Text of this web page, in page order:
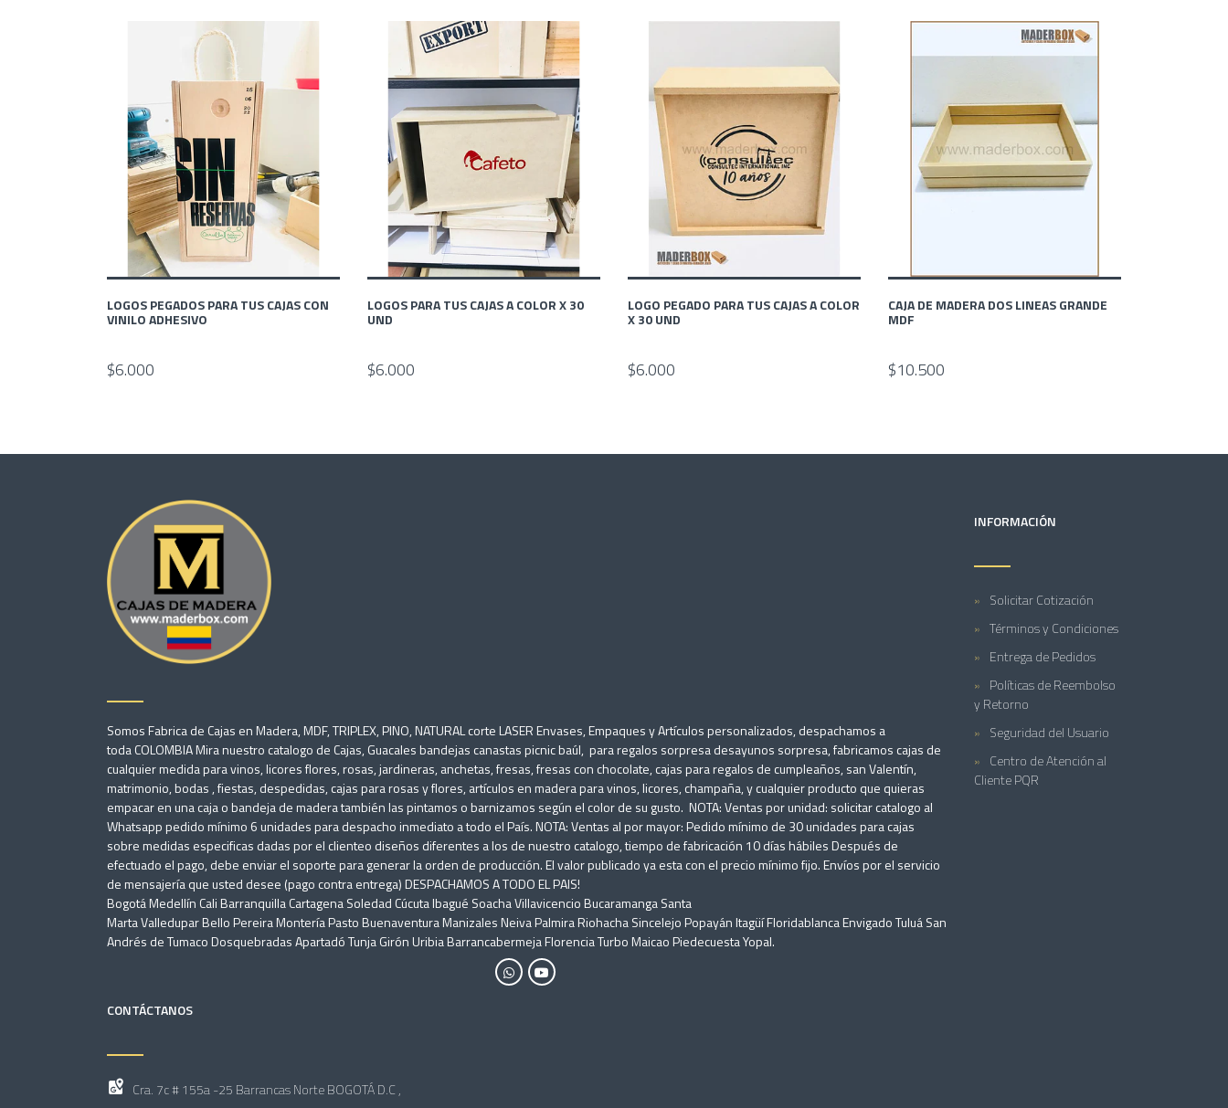
LOGOS PEGADOS PARA TUS CAJAS CON
VINILO ADHESIVO
$6.000
LOGOS PARA TUS CAJAS A COLOR X 30
UND
$6.000
LOGO PEGADO PARA TUS CAJAS A COLOR
X 30 UND
$6.000
CAJA DE MADERA DOS LINEAS GRANDE
MDF
$10.500
Somos Fabrica de Cajas en Madera, MDF, TRIPLEX, PINO, NATURAL corte LASER Envases, Empaques y Artículos personalizados, despachamos a
toda COLOMBIA Mira nuestro catalogo de Cajas, Guacales bandejas canastas picnic baúl, para regalos sorpresa desayunos sorpresa, fabricamos cajas de
cualquier medida para vinos, licores flores, rosas, jardineras, anchetas, fresas, fresas con chocolate, cajas para regalos de cumpleaños, san Valentín,
matrimonio, bodas , fiestas, despedidas, cajas para rosas y flores, artículos en madera para vinos, licores, champaña, y cualquier producto que quieras
empacar en una caja o bandeja de madera también las pintamos o barnizamos según el color de su gusto. NOTA: Ventas por unidad: solicitar catalogo al
Whatsapp pedido mínimo 6 unidades para despacho inmediato a todo el País. NOTA: Ventas al por mayor: Pedido mínimo de 30 unidades para cajas
sobre medidas especificas dadas por el clienteo diseños diferentes a los de nuestro catalogo, tiempo de fabricación 10 días hábiles Después de
efectuado el pago, debe enviar el soporte para generar la orden de producción. El valor publicado ya esta con el precio mínimo fijo. Envíos por el servicio
de mensajería que usted desee (pago contra entrega) DESPACHAMOS A TODO EL PAIS!
Bogotá Medellín Cali Barranquilla Cartagena Soledad Cúcuta Ibagué Soacha Villavicencio Bucaramanga Santa
Marta Valledupar Bello Pereira Montería Pasto Buenaventura Manizales Neiva Palmira Riohacha Sincelejo Popayán Itagüí Floridablanca Envigado Tuluá San
Andrés de Tumaco Dosquebradas Apartadó Tunja Girón Uribia Barrancabermeja Florencia Turbo Maicao Piedecuesta Yopal.
INFORMACIÓN
Solicitar Cotización
Términos y Condiciones
Entrega de Pedidos
Políticas de Reembolso
y Retorno
Seguridad del Usuario
Centro de Atención al
Cliente PQR
CONTÁCTANOS
Cra. 7c # 155a -25 Barrancas Norte BOGOTÁ D.C ,